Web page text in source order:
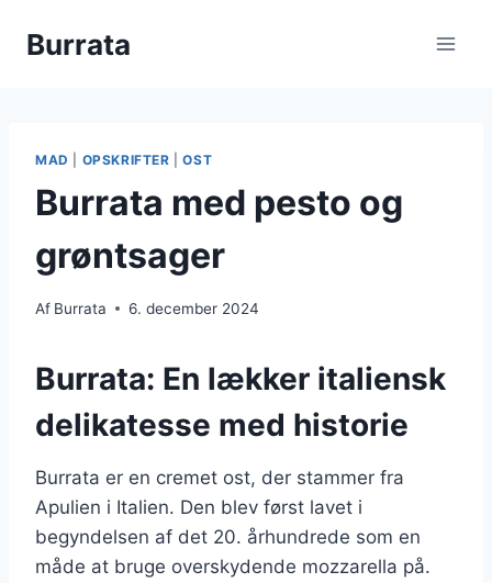
Burrata
MAD OPSKRIFTER |OST
Burrata med pesto og
grøntsager
Af Burrata 6. december 2024
Burrata: En lækker italiensk
delikatesse med historie
Burrata er en cremet ost, der stammer fra
Apulien i Italien. Den blev først lavet i
begyndelsen af det 20. århundrede som en
måde at bruge overskydende mozzarella på.